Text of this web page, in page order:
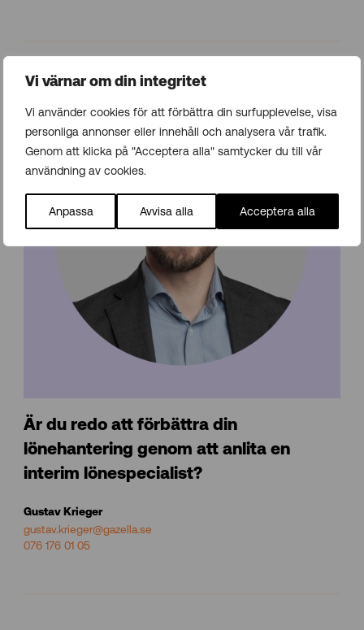
Vi värnar om din integritet
Vi använder cookies för att förbättra din surfupplevelse, visa
personliga annonser eller innehåll och analysera vår trafik.
Genom att klicka på "Acceptera alla" samtycker du till vår
användning av cookies.
Anpassa Avvisa alla Acceptera alla
Är du redo att förbättra din
lönehantering genom att anlita en
interim lönespecialist?
Gustav Krieger
gustav.krieger@gazella.se
076 176 01 05